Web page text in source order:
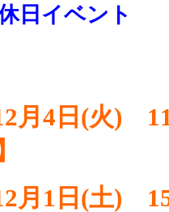
日イベント
月4日(火)
月1日(土)